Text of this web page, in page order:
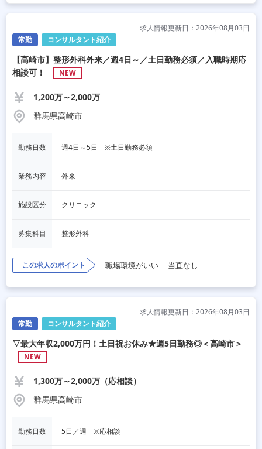
常勤 コンサルタント紹介
求人情報更新日：2026年08月03日
【高崎市】整形外科外来／週4日～／土日勤務必須／入職時期応
相談可！
NEW
1,200万～2,000万
群馬県高崎市
勤務日数 週4日～5日　※土日勤務必須
業務内容 外来
施設区分 クリニック
募集科目 整形外科
この求人のポイント 職場環境がいい 当直なし
常勤 コンサルタント紹介
求人情報更新日：2026年08月03日
▽最大年収2,000万円！土日祝お休み★週5日勤務◎＜高崎市＞
NEW
1,300万～2,000万（応相談）
群馬県高崎市
勤務日数 5日／週　※応相談